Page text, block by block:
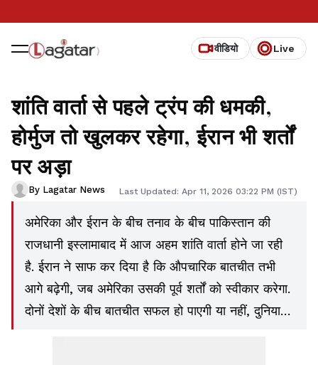
वीडियो Live
शांति वार्ता से पहले ट्रंप की धमकी,
होर्मुज तो खुलकर रहेगा, ईरान भी शर्तों
पर अड़ा
By Lagatar News Last Updated: Apr 11, 2026 03:22 PM (IST)
अमेरिका और ईरान के बीच तनाव के बीच पाकिस्तान की
राजधानी इस्लामाबाद में आज अहम शांति वार्ता होने जा रही
है. ईरान ने साफ कर दिया है कि औपचारिक बातचीत तभी
आगे बढ़ेगी, जब अमेरिका उसकी पूर्व शर्तों को स्वीकार करेगा.
दोनों देशों के बीच बातचीत सफल हो पाएगी या नहीं, दुनिया